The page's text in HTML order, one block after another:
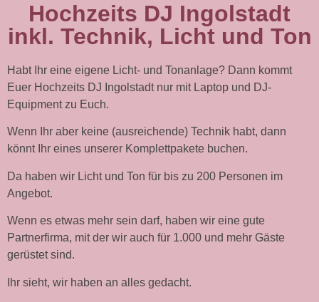
Hochzeits DJ Ingolstadt
inkl. Technik, Licht und Ton
Habt Ihr eine eigene Licht- und Tonanlage? Dann kommt
Euer Hochzeits DJ Ingolstadt nur mit Laptop und DJ-
Equipment zu Euch.
Wenn Ihr aber keine (ausreichende) Technik habt, dann
könnt Ihr eines unserer Komplettpakete buchen.
Da haben wir Licht und Ton für bis zu 200 Personen im
Angebot.
Wenn es etwas mehr sein darf, haben wir eine gute
Partnerfirma, mit der wir auch für 1.000 und mehr Gäste
gerüstet sind.
Ihr sieht, wir haben an alles gedacht.